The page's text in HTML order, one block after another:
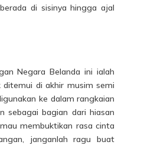
di sisinya hingga ajal
Negara Belanda ini ialah
ditemui di akhir musim semi
ke dalam rangkaian
sebagai bagian dari hiasan
membuktikan rasa cinta
janganlah ragu buat